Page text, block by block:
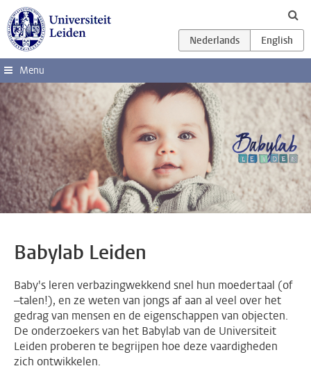
Ga direct naar de inhoud
Menu
Babylab Leiden
Baby's leren verbazingwekkend snel hun moedertaal (of
–talen!), en ze weten van jongs af aan al veel over het
gedrag van mensen en de eigenschappen van objecten.
De onderzoekers van het Babylab van de Universiteit
Leiden proberen te begrijpen hoe deze vaardigheden
zich ontwikkelen.